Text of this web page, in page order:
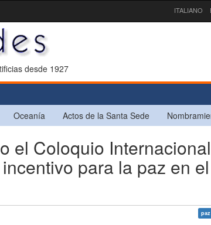
ITALIANO
desde 1927
Oceanía Actos de la Santa Sede
el Coloquio Internacional
para la paz en el
paz